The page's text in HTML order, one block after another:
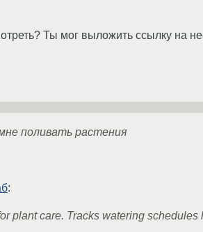
Ты мог выложить ссылку на
поливать растения
:
plant care. Tracks watering